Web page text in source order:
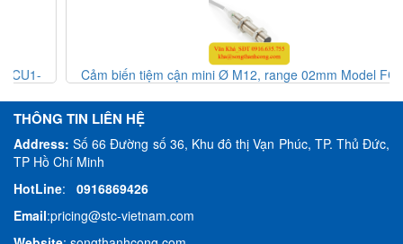
Cảm biến tiệm cận mini Ø M12, range 02mm Model FCU1-
THÔNG TIN LIÊN HỆ
Address:Số 66 Đường số 36, Khu đô thị Vạn Phúc, TP. Thủ Đức,
TP Hồ Chí Minh
HotLine: 0916869426
Email:pricing@stc-vietnam.com